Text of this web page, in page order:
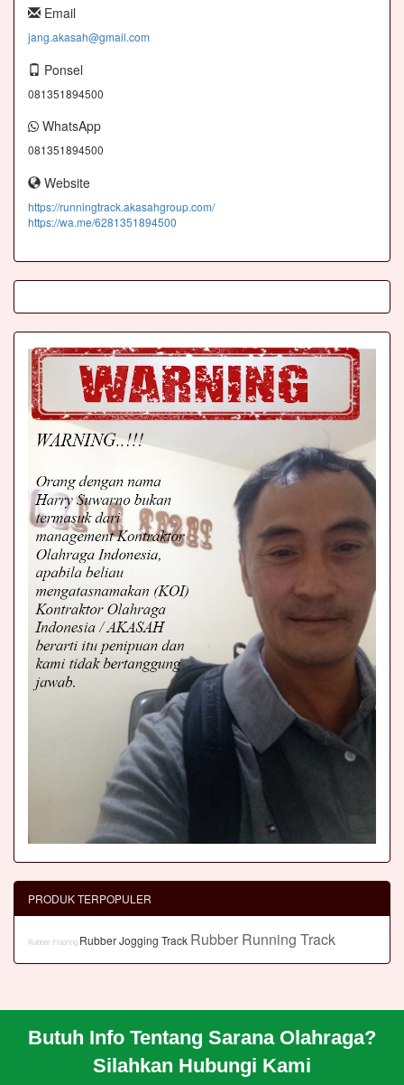
Email
jang.akasah@gmail.com
Ponsel
081351894500
WhatsApp
081351894500
Website
https://runningtrack.akasahgroup.com/
https://wa.me/6281351894500
Butuh Info Tentang Sarana Olahraga?
Silahkan Hubungi Kami
PRODUK TERPOPULER
Rubber Flooring Rubber Jogging Track Rubber Running Track